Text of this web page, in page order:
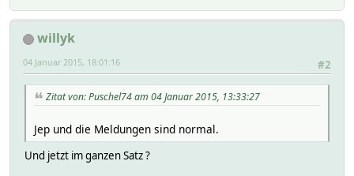
willyk
#2
04 Januar 2015, 18:01:16
Zitat von: Puschel74 am 04 Januar 2015, 13:33:27
Jep und die Meldungen sind normal.
Und jetzt im ganzen Satz ?